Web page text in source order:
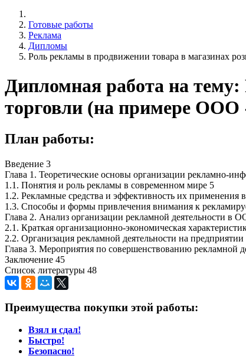
Готовые работы
Реклама
Дипломы
Роль рекламы в продвижении товара в магазинах
Дипломная работа на
торговли (на примере
План работы:
Введение 3
Глава 1. Теоретические основы организации рекламно-
1.1. Понятия и роль рекламы в современном мире 5
1.2. Рекламные средства и эффективность их применения
1.3. Способы и формы привлечения внимания к
Глава 2. Анализ организации рекламной деятельности
2.1. Краткая организационно-экономическая
2.2. Организация рекламной деятельности на
Глава 3. Мероприятия по совершенствованию
Заключение 45
Список литературы 48
Преимущества покупки этой работы:
Взял и сдал!
Быстро!
Безопасно!